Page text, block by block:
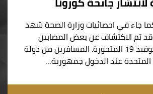
جاء في احصائيات وزارة الصحة شهد
تم الاكتشاف عن بعض المصابين
بسلالة ( دلتا ) كوفيد 19 المتحورة. المسافرين من دولة
المتحدة عند الدخول جمهورية…